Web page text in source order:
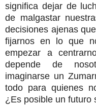
significa dejar de
de malgastar
decisiones ajenas
fijarnos en lo que
empezar a
depende de
imaginarse un
todo para quienes
¿Es posible un futuro